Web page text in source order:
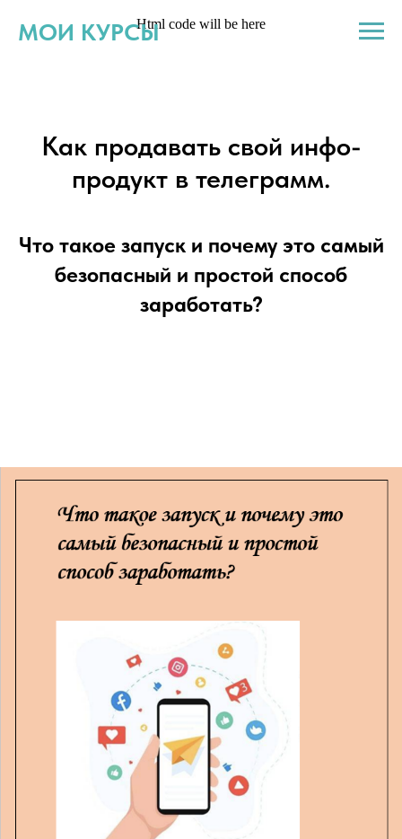
Html code will be here
МОИ КУРСЫ
Как продавать свой инфо-
продукт в телеграмм.
Что такое запуск и почему это самый
безопасный и простой способ
заработать?